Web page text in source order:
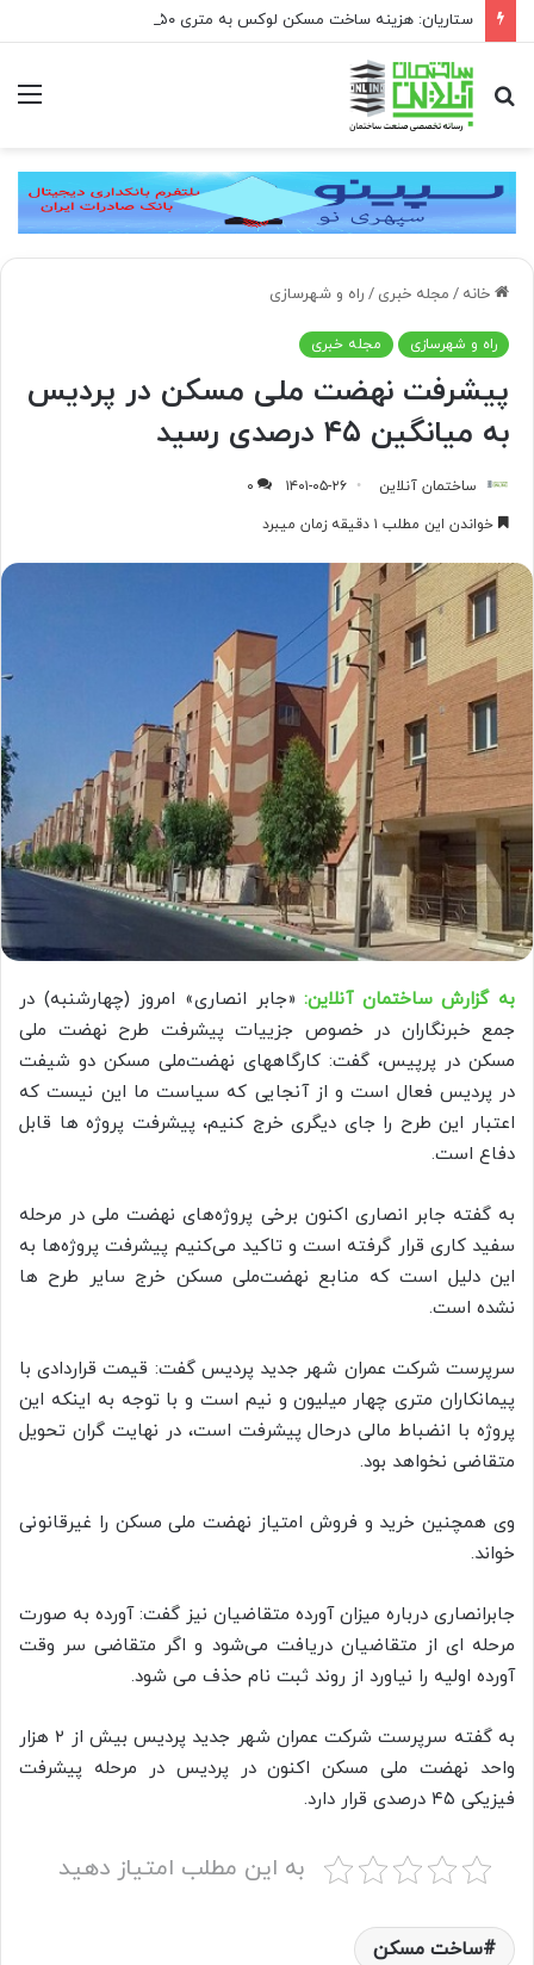
جستجو
برای
خانه / مجله خبری / راه و شهرسازی
راه و شهرسازی مجله خبری
پیشرفت نهضت ملی مسکن در پردیس
به میانگین ۴۵ درصدی رسید
ساختمان آنلاین ۱۴۰۱-۰۵-۲۶
۰
خواندن این مطلب ۱ دقیقه زمان میبرد
به گزارش ساختمان آنلاین:«جابر انصاری» امروز (چهارشنبه) در
جمع خبرنگاران در خصوص جزییات پیشرفت طرح نهضت ملی
مسکن در پرپیس، گفت: کارگاههای نهضت‌ملی مسکن دو شیفت
در پردیس فعال است و از آنجایی که سیاست ما این نیست که
اعتبار این طرح را جای دیگری خرج کنیم، پیشرفت پروژه ها قابل
دفاع است.
به گفته جابر انصاری اکنون برخی پروژه‌های نهضت ملی در مرحله
سفید کاری قرار گرفته است و تاکید می‌کنیم پیشرفت پروژه‌ها به
این دلیل است که منابع نهضت‌ملی مسکن خرج سایر طرح ها
نشده است.
سرپرست شرکت عمران شهر جدید پردیس گفت: قیمت قراردادی با
پیمانکاران متری چهار میلیون و نیم است و با توجه به اینکه این
پروژه با انضباط مالی ‌درحال پیشرفت است، در نهایت گران تحویل
متقاضی نخواهد بود.
وی همچنین خرید ‌و فروش امتیاز نهضت ملی مسکن را غیرقانونی
خواند.
جابرانصاری درباره میزان آورده متقاضیان نیز گفت: آورده به صورت
مرحله ای از متقاضیان دریافت می‌شود و اگر متقاضی سر وقت
آورده اولیه را نیاورد از روند ثبت نام حذف می شود.
به گفته سرپرست شرکت عمران شهر جدید پردیس بیش از ۲ هزار
واحد نهضت ملی مسکن اکنون در پردیس در مرحله پیشرفت
فیزیکی ۴۵ درصدی قرار دارد.
به این مطلب امتیاز دهید
ساخت مسکن